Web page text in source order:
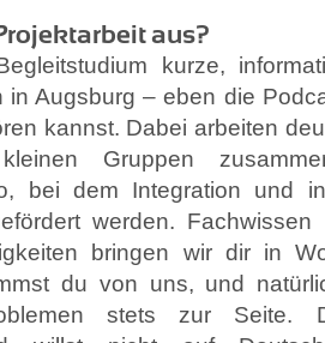
aus?
kurze,
in Augsburg – eben die
kannst. Dabei arbeiten
Gruppen
bei dem Integration und
werden.
bringen wir dir in
du von uns, und
stets zur Seite.